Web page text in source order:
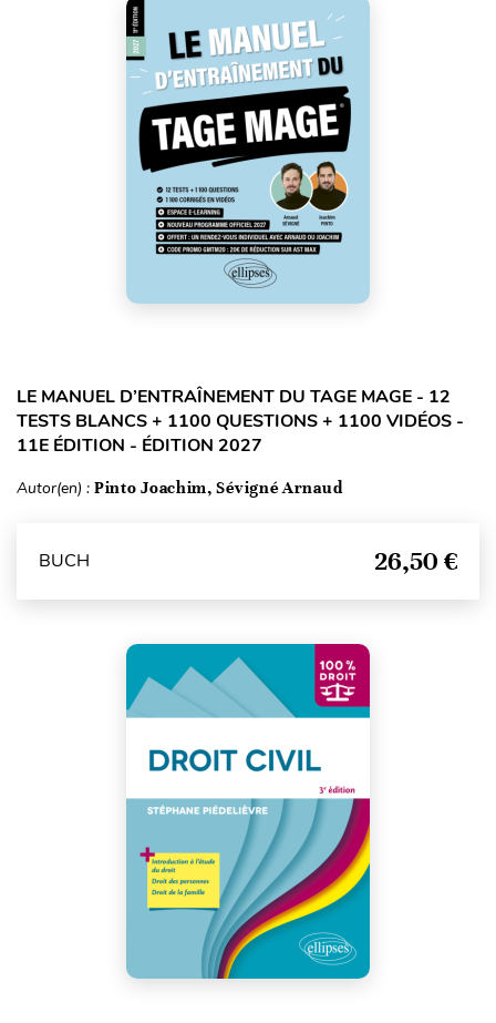
LE MANUEL D’ENTRAÎNEMENT DU TAGE MAGE - 12
TESTS BLANCS + 1100 QUESTIONS + 1100 VIDÉOS -
11E ÉDITION - ÉDITION 2027
Autor(en) : Pinto Joachim, Sévigné Arnaud
BUCH 26,50 €